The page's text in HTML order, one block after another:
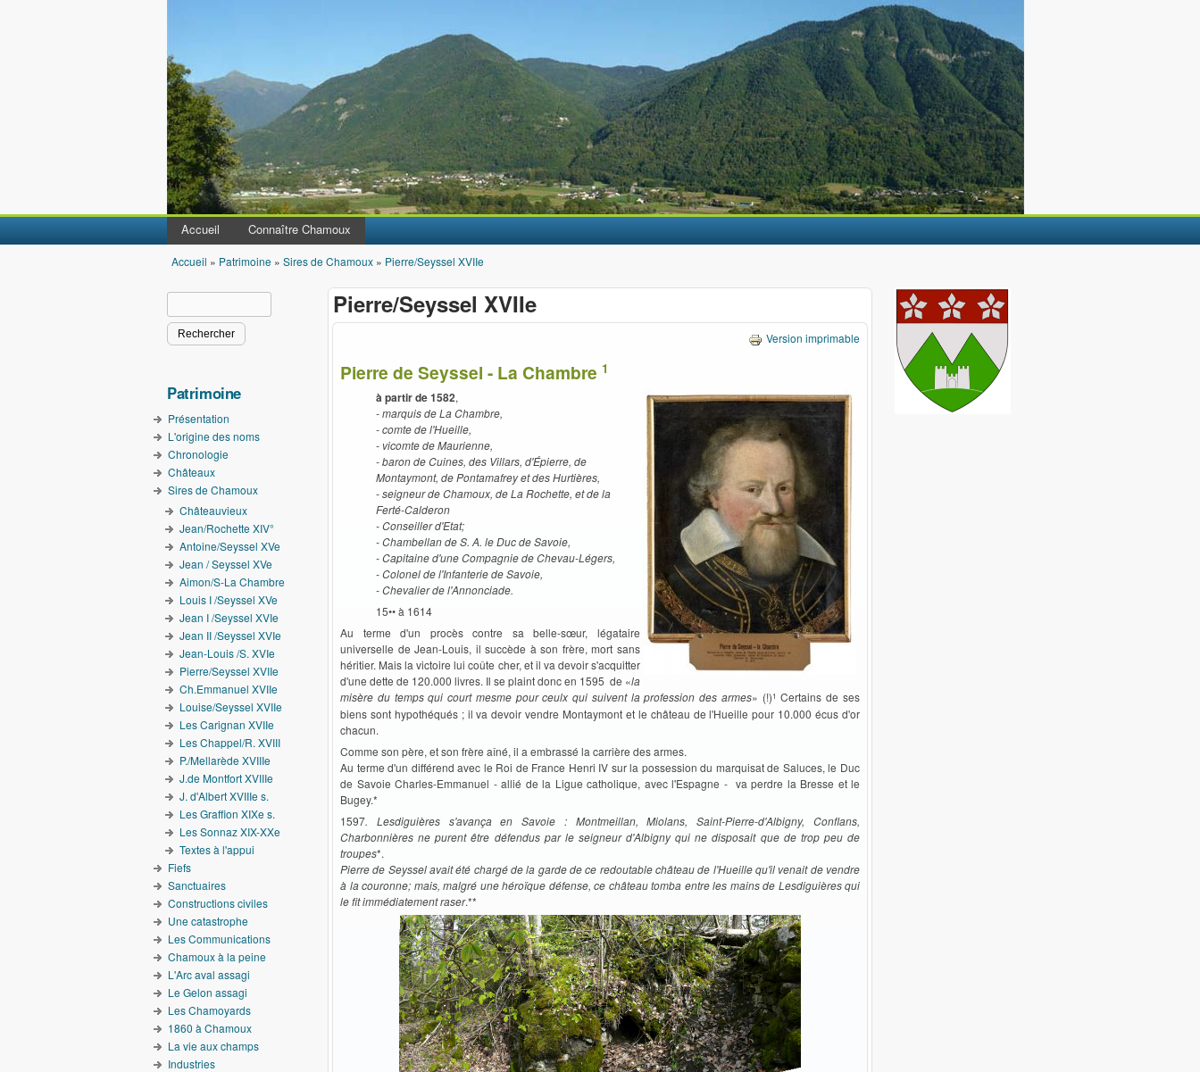
Accueil Connaître Chamoux
Vous êtes ici
Accueil » Patrimoine » Sires de Chamoux » Pierre/Seyssel XVIIe
Pierre/Seyssel XVIIe
Version imprimable
Pierre de Seyssel - La Chambre 1
à partir de 1582,
-marquis de La Chambre,
-comte de l'Hueille,
- vicomte de Maurienne,
-baron de Cuines, des Villars, d'Épierre, de
Montaymont, de Pontamafrey et des Hurtières,
-seigneurde Chamoux, de La Rochette, et de la
Ferté-Calderon
-Conseiller d'Etat;
-Chambellan de S. A. le Duc de Savoie,
-Capitaine d'une Compagnie de Chevau-Légers,
-Colonel de l'Infanterie de Savoie,
-Chevalier de l'Annonciade.
15•• à 1614
Au terme d'un procès contre sa belle-sœur, légataire
universelle de Jean-Louis, il succède à son frère, mort sans
héritier. Mais la victoire lui coûte cher, et il va devoir s'acquitter
d'une dette de 120.000 livres. Il se plaint donc en 1595 de «la
misère du temps qui court mesme pour ceulx qui suivent la profession des armes» (!)1 Certains de ses
biens sont hypothéqués ; il va devoir vendre Montaymont et le château de l'Hueille pour 10.000 écus d'or
chacun.
Comme son père, et son frère aîné, il a embrassé la carrière des armes.
Au terme d'un différend avec le Roi de France Henri IV sur la possession du marquisat de Saluces, le Duc
de Savoie Charles-Emmanuel - allié de la Ligue catholique, avec l'Espagne - va perdre la Bresse et le
Bugey.*
1597. Lesdiguières s'avança en Savoie : Montmeillan, Miolans, Saint-Pierre-d'Albigny, Conflans,
Charbonnières ne purent être défendus par le seigneur d'Albigny qui ne disposait que de trop peu de
troupes*.
Pierre de Seyssel avait été chargé de la garde de ce redoutable château de l'Hueille qu'il venait de vendre
à la couronne; mais, malgré une héroïque défense, ce château tomba entre les mains de Lesdiguières qui
le fit immédiatement raser.**
Formulaire de recherche
Patrimoine
Présentation
L'origine des noms
Chronologie
Châteaux
Sires de Chamoux
Châteauvieux
Jean/Rochette XIV°
Antoine/Seyssel XVe
Jean / Seyssel XVe
Aimon/S-La Chambre
Louis I /Seyssel XVe
Jean I /Seyssel XVIe
Jean II /Seyssel XVIe
Jean-Louis /S. XVIe
Pierre/Seyssel XVIIe
Ch.Emmanuel XVIIe
Louise/Seyssel XVIIe
Les Carignan XVIIe
Les Chappel/R. XVIII
P./Mellarède XVIIIe
J.de Montfort XVIIIe
J. d'Albert XVIIIe s.
Les Graffion XIXe s.
Les Sonnaz XIX-XXe
Textes à l'appui
Fiefs
Sanctuaires
Constructions civiles
Une catastrophe
Les Communications
Chamoux à la peine
L'Arc aval assagi
Le Gelon assagi
Les Chamoyards
1860 à Chamoux
La vie aux champs
Industries